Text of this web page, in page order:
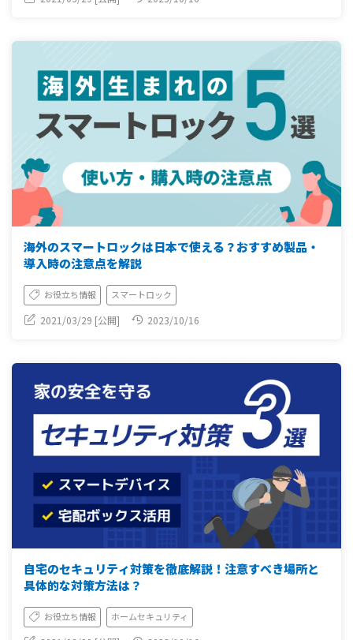
海外のスマートロックは日本で使える？おすすめ製品・
導入時の注意点を解説
お役立ち情報 スマートロック
2021/03/29 [公開] 2023/10/16
自宅のセキュリティ対策を徹底解説！注意すべき場所と
具体的な対策方法は？
お役立ち情報 ホームセキュリティ